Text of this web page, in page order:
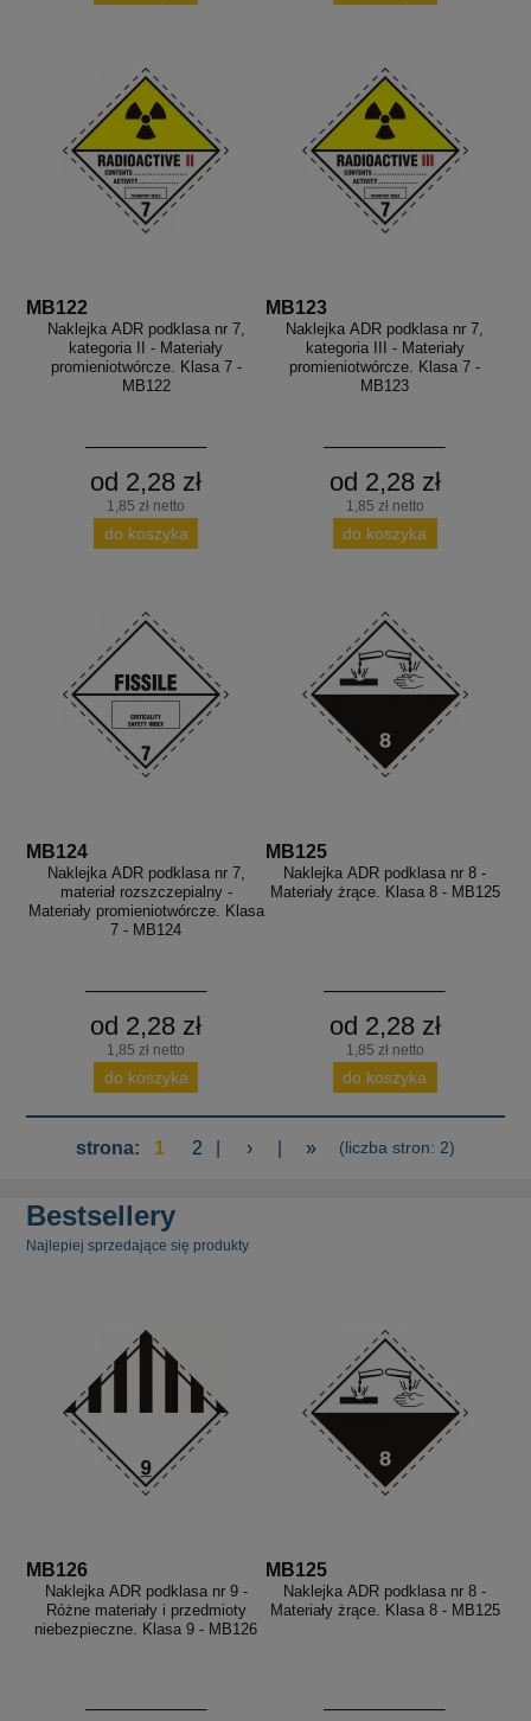
MB122
Naklejka ADR podklasa nr 7,
kategoria II - Materiały
promieniotwórcze. Klasa 7 -
MB122
od 2,28 zł
1,85 zł netto
do koszyka
MB123
Naklejka ADR podklasa nr 7,
kategoria III - Materiały
promieniotwórcze. Klasa 7 -
MB123
od 2,28 zł
1,85 zł netto
do koszyka
MB124
Naklejka ADR podklasa nr 7,
materiał rozszczepialny -
Materiały promieniotwórcze. Klasa
7 - MB124
od 2,28 zł
1,85 zł netto
do koszyka
MB125
Naklejka ADR podklasa nr 8 -
Materiały żrące. Klasa 8 - MB125
od 2,28 zł
1,85 zł netto
do koszyka
strona: 1 2 › » (liczba stron: 2)
Bestsellery
Najlepiej sprzedające się produkty
MB126
Naklejka ADR podklasa nr 9 -
Różne materiały i przedmioty
niebezpieczne. Klasa 9 - MB126
MB125
Naklejka ADR podklasa nr 8 -
Materiały żrące. Klasa 8 - MB125